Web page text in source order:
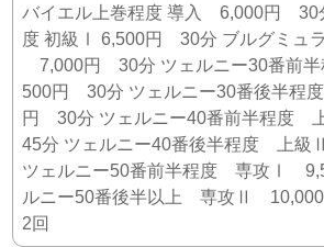
バイエル上巻程度 導入 6,000円 30
度 初級Ⅰ 6,500円 30分 ブルグミュ
7,000円 30分 ツェルニー30番前
500円 30分 ツェルニー30番後半
円 30分 ツェルニー40番前半程
45分 ツェルニー40番後半程度 上
ツェルニー50番前半程度 専攻Ⅰ
ルニー50番後半以上 専攻Ⅱ
2回